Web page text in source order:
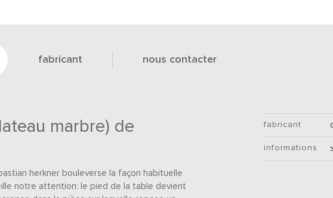
fabricant nous contacter
marbre) de
herkner bouleverse la façon habituelle
notre attention: le pied de la table devient
fabricant
informations